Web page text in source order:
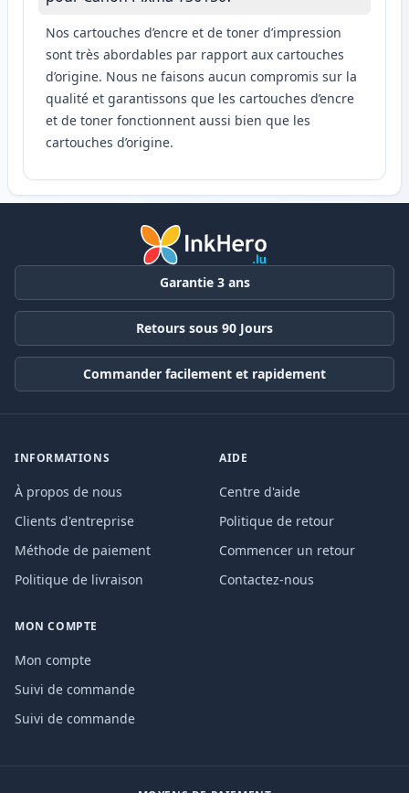
Nos cartouches d’encre et de toner d’impression
sont très abordables par rapport aux cartouches
d’origine. Nous ne faisons aucun compromis sur la
qualité et garantissons que les cartouches d’encre
et de toner fonctionnent aussi bien que les
cartouches d’origine.
Garantie 3 ans
Retours sous 90 Jours
Commander facilement et rapidement
INFORMATIONS
À propos de nous
Clients d'entreprise
Méthode de paiement
Politique de livraison
AIDE
Centre d'aide
Politique de retour
Commencer un retour
Contactez-nous
MON COMPTE
Mon compte
Suivi de commande
Suivi de commande